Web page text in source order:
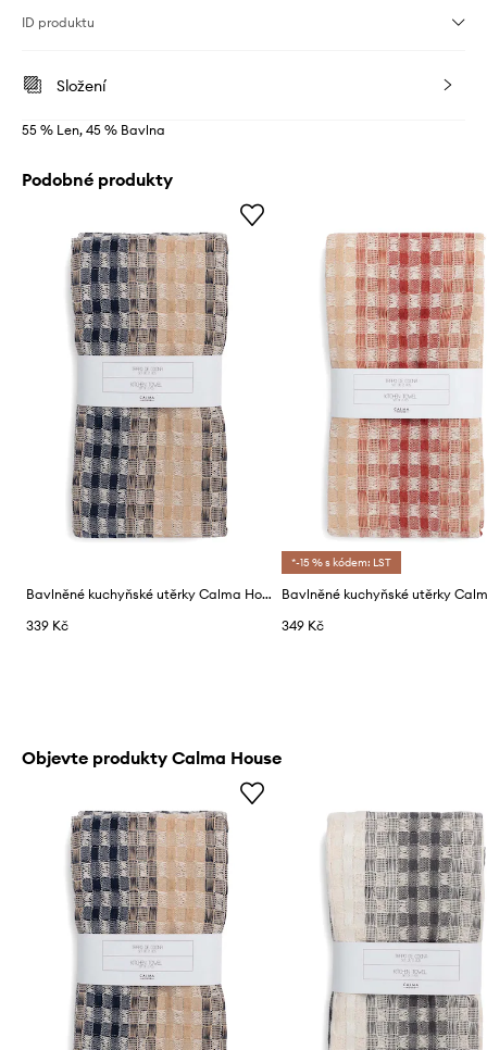
ID produktu
Složení
55 % Len, 45 % Bavlna
Podobné produkty
Bavlněné kuchyňské utěrky Calma House Azo 2-pack
339 Kč
*-15 % s kódem: LST
349 Kč
Objevte produkty Calma House